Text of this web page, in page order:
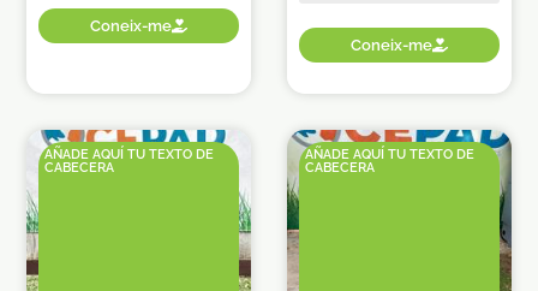
Coneix-me
Coneix-me
AÑADE AQUÍ TU TEXTO DE
CABECERA
AÑADE AQUÍ TU TEXTO DE
CABECERA